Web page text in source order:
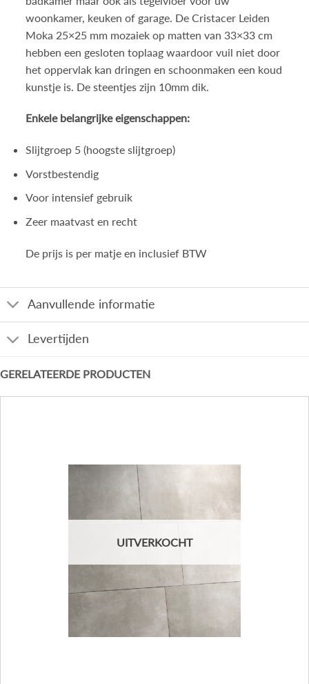
woonkamer, keuken of garage. De Cristacer Leiden
Moka 25×25 mm mozaiek op matten van 33×33 cm
hebben een gesloten toplaag waardoor vuil niet door
het oppervlak kan dringen en schoonmaken een koud
kunstje is. De steentjes zijn 10mm dik.
Enkele belangrijke eigenschappen:
Slijtgroep 5 (hoogste slijtgroep)
Vorstbestendig
Voor intensief gebruik
Zeer maatvast en recht
De prijs is per matje en inclusief BTW
Aanvullende informatie
Levertijden
GERELATEERDE PRODUCTEN
UITVERKOCHT